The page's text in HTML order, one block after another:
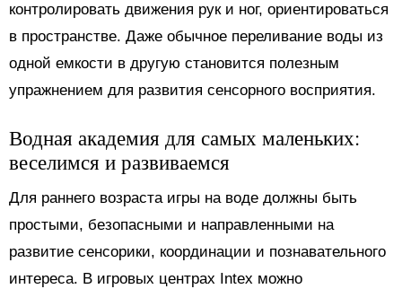
контролировать движения рук и ног, ориентироваться
в пространстве. Даже обычное переливание воды из
одной емкости в другую становится полезным
упражнением для развития сенсорного восприятия.
Водная академия для самых маленьких:
веселимся и развиваемся
Для раннего возраста игры на воде должны быть
простыми, безопасными и направленными на
развитие сенсорики, координации и познавательного
интереса. В игровых центрах Intex можно